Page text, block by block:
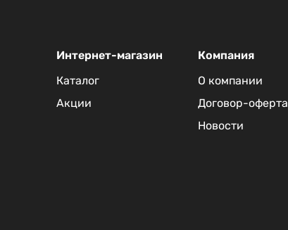
Интернет-магазин
Каталог
Акции
Компания
О компании
Договор-оферта
Новости